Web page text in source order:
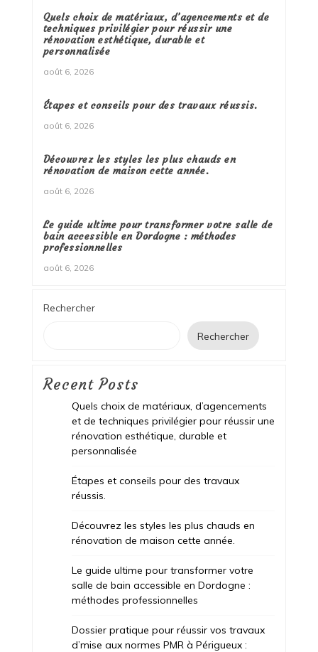
Quels choix de matériaux, d’agencements et de
techniques privilégier pour réussir une
rénovation esthétique, durable et
personnalisée
août 6, 2026
Étapes et conseils pour des travaux réussis.
août 6, 2026
Découvrez les styles les plus chauds en
rénovation de maison cette année.
août 6, 2026
Le guide ultime pour transformer votre salle de
bain accessible en Dordogne : méthodes
professionnelles
août 6, 2026
Rechercher
Rechercher
Recent Posts
Quels choix de matériaux, d’agencements
et de techniques privilégier pour réussir une
rénovation esthétique, durable et
personnalisée
Étapes et conseils pour des travaux
réussis.
Découvrez les styles les plus chauds en
rénovation de maison cette année.
Le guide ultime pour transformer votre
salle de bain accessible en Dordogne :
méthodes professionnelles
Dossier pratique pour réussir vos travaux
d’mise aux normes PMR à Périgueux :